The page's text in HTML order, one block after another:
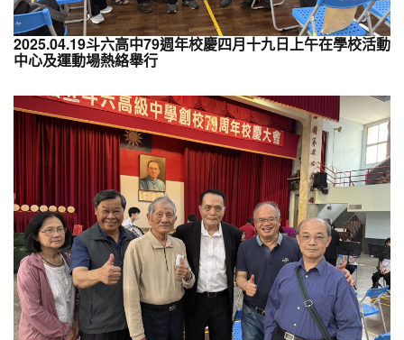
2025.04.19斗六高中79週年校慶四月十九日上午在學校活動
中心及運動場熱絡舉行